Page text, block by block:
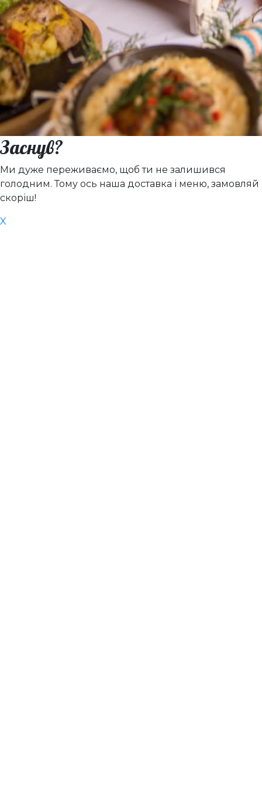
Заснув?
Ми дуже переживаємо, щоб ти не залишився
голодним. Тому ось наша доставка і меню, замовляй
скоріш!
X